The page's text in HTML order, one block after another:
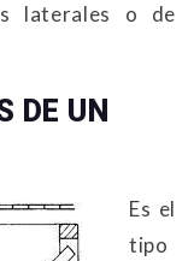
laterales o de
DE UN
Es el
tipo